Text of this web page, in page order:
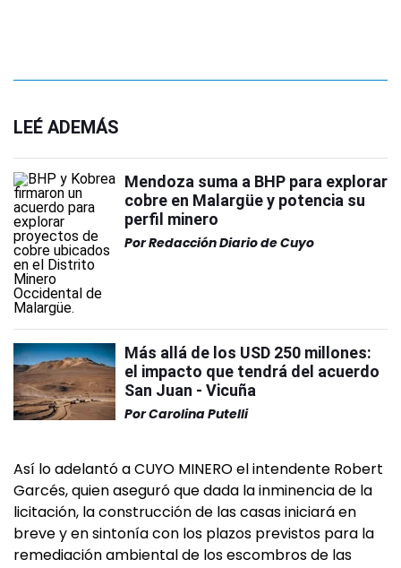
LEÉ ADEMÁS
Mendoza suma a BHP para explorar
cobre en Malargüe y potencia su
perfil minero
PorRedacción Diario de Cuyo
Más allá de los USD 250 millones:
el impacto que tendrá del acuerdo
San Juan - Vicuña
PorCarolina Putelli
Así lo adelantó a CUYO MINERO el intendente Robert
Garcés, quien aseguró que dada la inminencia de la
licitación, la construcción de las casas iniciará en
breve y en sintonía con los plazos previstos para la
remediación ambiental de los escombros de las